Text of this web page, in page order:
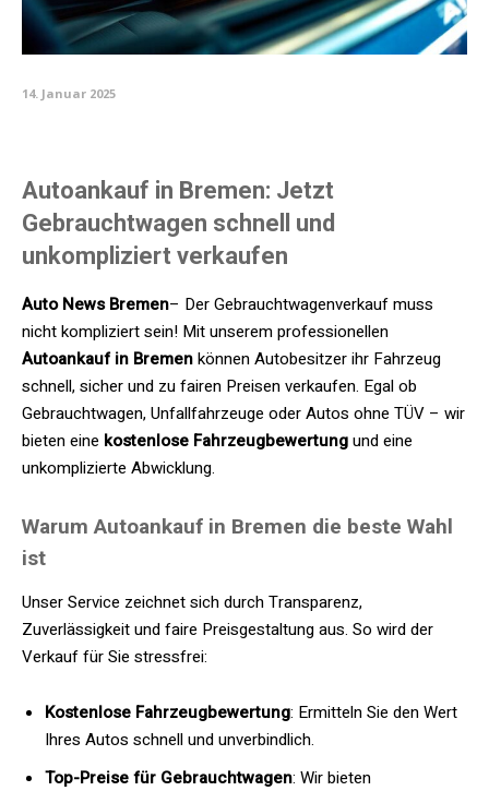
14. Januar 2025
Autoankauf in Bremen: Jetzt
Gebrauchtwagen schnell und
unkompliziert verkaufen
Auto News Bremen– Der Gebrauchtwagenverkauf muss
nicht kompliziert sein! Mit unserem professionellen
Autoankauf in Bremenkönnen Autobesitzer ihr Fahrzeug
schnell, sicher und zu fairen Preisen verkaufen. Egal ob
Gebrauchtwagen, Unfallfahrzeuge oder Autos ohne TÜV – wir
bieten eine kostenlose Fahrzeugbewertungund eine
unkomplizierte Abwicklung.
Warum Autoankauf in Bremen die beste Wahl
ist
Unser Service zeichnet sich durch Transparenz,
Zuverlässigkeit und faire Preisgestaltung aus. So wird der
Verkauf für Sie stressfrei:
Kostenlose Fahrzeugbewertung: Ermitteln Sie den Wert
Ihres Autos schnell und unverbindlich.
Top-Preise für Gebrauchtwagen: Wir bieten